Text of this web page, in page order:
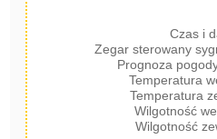
Czas i
Zegar sterowany
Prognoza
Temperatura
Temperatura
Wilgotność
Wilgotność